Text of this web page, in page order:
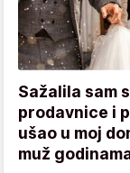
Sažalila sam
prodavnice i
ušao u moj
muž